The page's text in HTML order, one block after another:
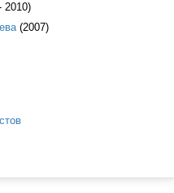
2010)
(2007)